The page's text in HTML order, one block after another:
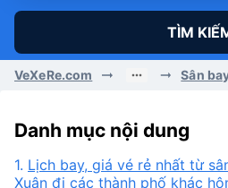
TÌM
VeXeRe.com Sân
Danh mục nội dung
1. Lịch bay, giá vé rẻ nhất từ
Xuân đi các thành phố khác